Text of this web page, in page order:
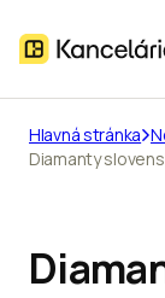
Hlavná stránka
Diamanty